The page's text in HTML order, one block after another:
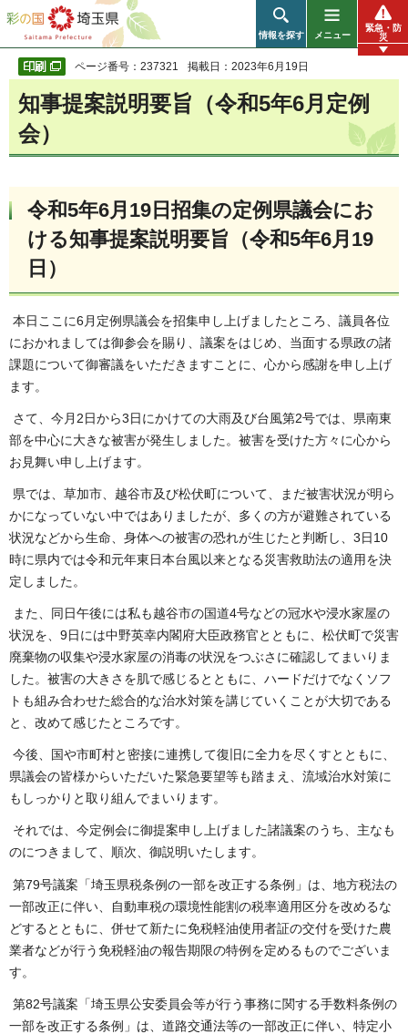
彩の国 埼玉県
情報を探す メニュー
緊急・防
災
ページ番号：237321 掲載日：2023年6月19日
知事提案説明要旨（令和5年6月定例
会）
令和5年6月19日招集の定例県議会にお
ける知事提案説明要旨（令和5年6月19
日）
本日ここに6月定例県議会を招集申し上げましたところ、議員各位
におかれましては御参会を賜り、議案をはじめ、当面する県政の諸
課題について御審議をいただきますことに、心から感謝を申し上げ
ます。
さて、今月2日から3日にかけての大雨及び台風第2号では、県南東
部を中心に大きな被害が発生しました。被害を受けた方々に心から
お見舞い申し上げます。
県では、草加市、越谷市及び松伏町について、まだ被害状況が明ら
かになっていない中ではありましたが、多くの方が避難されている
状況などから生命、身体への被害の恐れが生じたと判断し、3日10
時に県内では令和元年東日本台風以来となる災害救助法の適用を決
定しました。
また、同日午後には私も越谷市の国道4号などの冠水や浸水家屋の
状況を、9日には中野英幸内閣府大臣政務官とともに、松伏町で災害
廃棄物の収集や浸水家屋の消毒の状況をつぶさに確認してまいりま
した。被害の大きさを肌で感じるとともに、ハードだけでなくソフ
トも組み合わせた総合的な治水対策を講じていくことが大切である
と、改めて感じたところです。
今後、国や市町村と密接に連携して復旧に全力を尽くすとともに、
県議会の皆様からいただいた緊急要望等も踏まえ、流域治水対策に
もしっかりと取り組んでまいります。
それでは、今定例会に御提案申し上げました諸議案のうち、主なも
のにつきまして、順次、御説明いたします。
第79号議案「埼玉県税条例の一部を改正する条例」は、地方税法の
一部改正に伴い、自動車税の環境性能割の税率適用区分を改めるな
どするとともに、併せて新たに免税軽油使用者証の交付を受けた農
業者などが行う免税軽油の報告期限の特例を定めるものでございま
す。
第82号議案「埼玉県公安委員会等が行う事務に関する手数料条例の
一部を改正する条例」は、道路交通法等の一部改正に伴い、特定小